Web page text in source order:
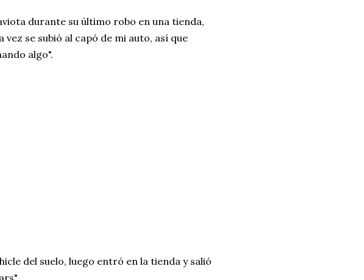
durante su último robo en una tienda,
se subió al capó de mi auto, así que
algo".
del suelo, luego entró en la tienda y salió